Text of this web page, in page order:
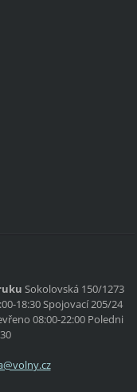
Sokolovská 150/1273
18:30Spojovací 205/24
08:00-22:00Poledni
y.cz